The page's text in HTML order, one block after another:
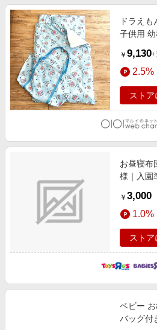
コスメ・健康・医薬品
キッズ・ベビー用品
家電・PC・スマホ・カメラ
エンタメ
スポーツ・アウトドア・ゴルフ
インテリア・寝具
旅行・レジャー・ホテル予約
金融・マネー・保険
デジタルコンテンツ
ビジネス・その他サービス
新着ストアのご紹介
電子書籍特集
楽天ペイ導入ストア
楽天サービス特集
旅行特集
わくわく夏特集
Samsung ボーナスキャンペーン
週末の高還元 夏の長期版
楽天IDでログイン/会員登録
ドラえ
子供用
￥ 9,130+
2.5%
スト
お昼寝布
様｜入園
￥ 3,000
1.0%
スト
ベビー
バッグ付